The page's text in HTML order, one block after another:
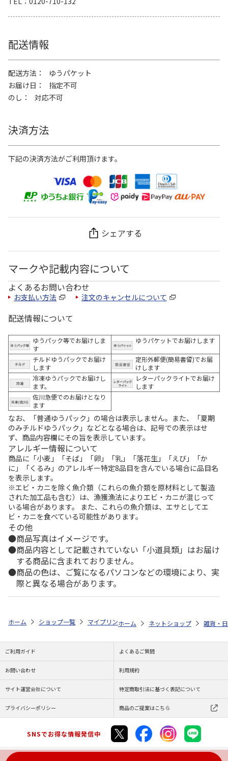
配送情報
配送方法
ゆうパケット
お届け日
指定不可
のし
対応不可
決済方法
下記の決済方法がご利用頂けます。
シェアする
マークや記載内容について
よくあるお問い合わせ
お支払い方法 注文のキャンセルについて
配送情報について
ゆうパック等でお届けしま
す
ゆうパケットでお届けします
チルドゆうパックでお届け
します
定形外郵便(簡易書留)でお届
けします
冷凍ゆうパックでお届けし
ます。
レターパックライトでお届け
します
佐川急便でのお届けとなり
ます
なお、「普通ゆうパック」の場合は表示しません。また、「夏期
のみチルドゆうパック」などとなる場合は、記号での表示はせ
ず、商品内容欄にその旨を表示しています。
アレルギー情報について
商品に「小麦」「そば」「卵」「乳」「落花生」「えび」「か
に」「くるみ」のアレルギー特定8品目を含んでいる場合に品目名
を表示します。
※エビ・カニを除く魚介類（これらの魚介類を原材料として製造
された加工品も含む）は、漁獲漁法によりエビ・カニが混じって
いる場合があります。 また、これらの魚介類は、エサとしてエ
ビ・カニを食べている可能性があります。
その他
商品写真はイメージです。
商品内容として記載されていない「小道具類」はお届け
する商品に含まれておりません。
商品の色は、ご覧になるパソコンなどの環境により、実
際と異なる場合があります。
ホーム ショップ一覧 マイプリント カーステッカー【コッカプー
ホーム ネットショップ 雑貨・
ご利用ガイド よくあるご質問
お問い合わせ 利用規約
サイト運営会社について 特定商取引法に基づく表記について
プライバシーポリシー 商品のご提案はこちら
SNSでお得な情報発信中